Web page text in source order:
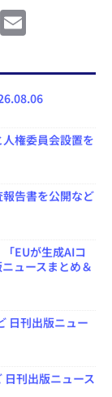
F
e
l
人権委員会設置を
告書を公開など
EUが生成AIコ
ュースまとめ＆
日刊出版ニュー
刊出版ニュース